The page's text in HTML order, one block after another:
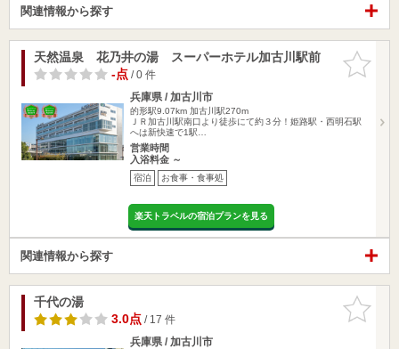
関連情報から探す
お気に入
りに追加
天然温泉 花乃井の湯 スーパーホテル加古川駅前
-点/ 0 件
兵庫県 / 加古川市
的形駅9.07km 加古川駅270m
ＪＲ加古川駅南口より徒歩にて約３分！姫路駅・西明石駅
へは新快速で1駅…
営業時間
入浴料金 ～
宿泊 お食事・食事処
楽天トラベルの宿泊プランを見る
関連情報から探す
お気に入
りに追加
千代の湯
3.0点/ 17 件
兵庫県 / 加古川市